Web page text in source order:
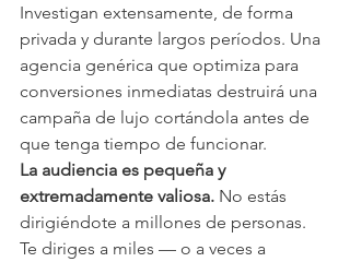
Investigan extensamente, de forma
privada y durante largos períodos. Una
agencia genérica que optimiza para
conversiones inmediatas destruirá una
campaña de lujo cortándola antes de
que tenga tiempo de funcionar.
La audiencia es pequeña y
extremadamente valiosa. No estás
dirigiéndote a millones de personas.
Te diriges a miles — o a veces a